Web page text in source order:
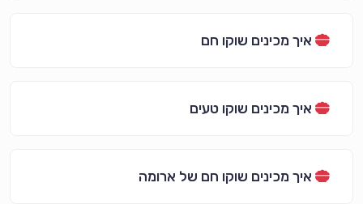
איך מכינים שוקו חם
איך מכינים שוקו טעים
איך מכינים שוקו חם של ארומה